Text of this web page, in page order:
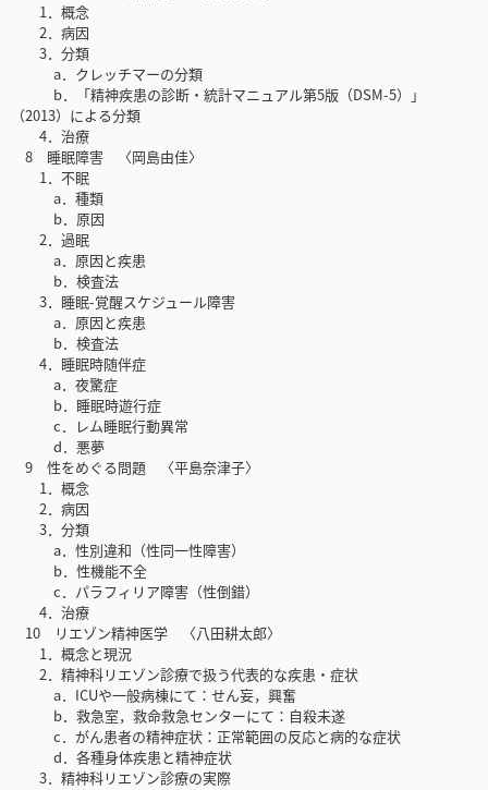
1．概念
2．病因
3．分類
a．クレッチマーの分類
b．「精神疾患の診断・統計マニュアル第5版（DSM-5）」
（2013）による分類
4．治療
8 睡眠障害 〈岡島由佳〉
1．不眠
a．種類
b．原因
2．過眠
a．原因と疾患
b．検査法
3．睡眠-覚醒スケジュール障害
a．原因と疾患
b．検査法
4．睡眠時随伴症
a．夜驚症
b．睡眠時遊行症
c．レム睡眠行動異常
d．悪夢
9 性をめぐる問題 〈平島奈津子〉
1．概念
2．病因
3．分類
a．性別違和（性同一性障害）
b．性機能不全
c．パラフィリア障害（性倒錯）
4．治療
10 リエゾン精神医学 〈八田耕太郎〉
1．概念と現況
2．精神科リエゾン診療で扱う代表的な疾患・症状
a．ICUや一般病棟にて：せん妄，興奮
b．救急室，救命救急センターにて：自殺未遂
c．がん患者の精神症状：正常範囲の反応と病的な症状
d．各種身体疾患と精神症状
3．精神科リエゾン診療の実際